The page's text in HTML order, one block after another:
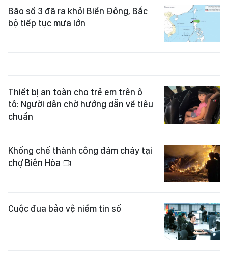
Bão số 3 đã ra khỏi Biển Đông, Bắc
bộ tiếp tục mưa lớn
Thiết bị an toàn cho trẻ em trên ô
tô: Người dân chờ hướng dẫn về tiêu
chuẩn
Khống chế thành công đám cháy tại
chợ Biên Hòa
Cuộc đua bảo vệ niềm tin số